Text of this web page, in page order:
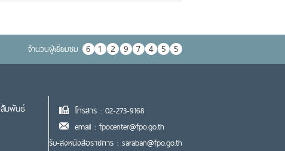
จำนวนผู้เยื่ยมชม
มพันธ์
โทรสาร : 02-273-9168
email : fpocenter@fpo.go.th
รับ-ส่งหนังสือราชการ : saraban@fpo.go.th